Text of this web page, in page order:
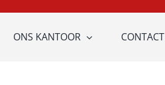
ONS KANTOOR CONTACT